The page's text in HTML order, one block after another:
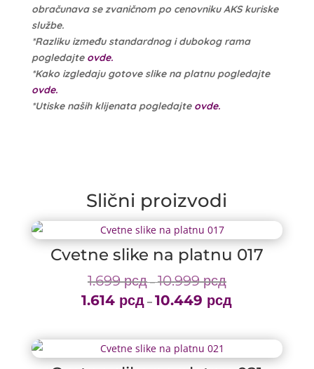
obračunava se zvaničnom po cenovniku AKS kuriske
službe.
*Razliku između standardnog i dubokog rama
pogledajte ovde.
*Kako izgledaju gotove slike na platnu pogledajte
ovde.
*Utiske naših klijenata pogledajte ovde.
Slični proizvodi
Cvetne slike na platnu 017
1.699рсд – 10.999рсдPrice
range:
1.614 рсд – 10.449 рсд